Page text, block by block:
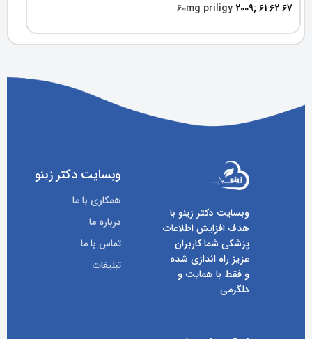
60mg priligy 2009; 61 62 67
وبسایت دکتر زینو با
هدف افزایش اطلاعات
پزشکی شما کاربران
عزیز راه اندازی شده
و فقط با همایت و
دلگرمی
وبسایت دکتر زینو
همکاری با ما
درباره ما
تماس با ما
تبلیغات